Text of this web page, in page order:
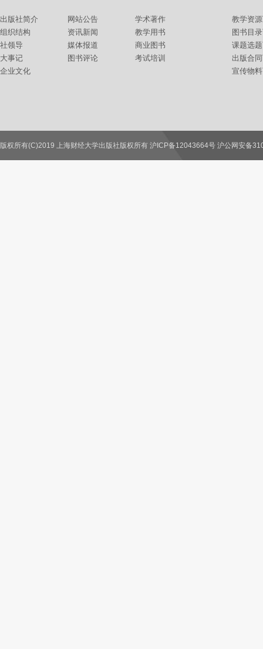
出版社简介
组织结构
社领导
大事记
企业文化
网站公告
资讯新闻
媒体报道
图书评论
学术著作
教学用书
商业图书
考试培训
教学资
图书目
课题选
出版合
宣传物
版权所有(C)2019 上海财经大学出版社版权所有 沪ICP备12043664号 沪公网安备